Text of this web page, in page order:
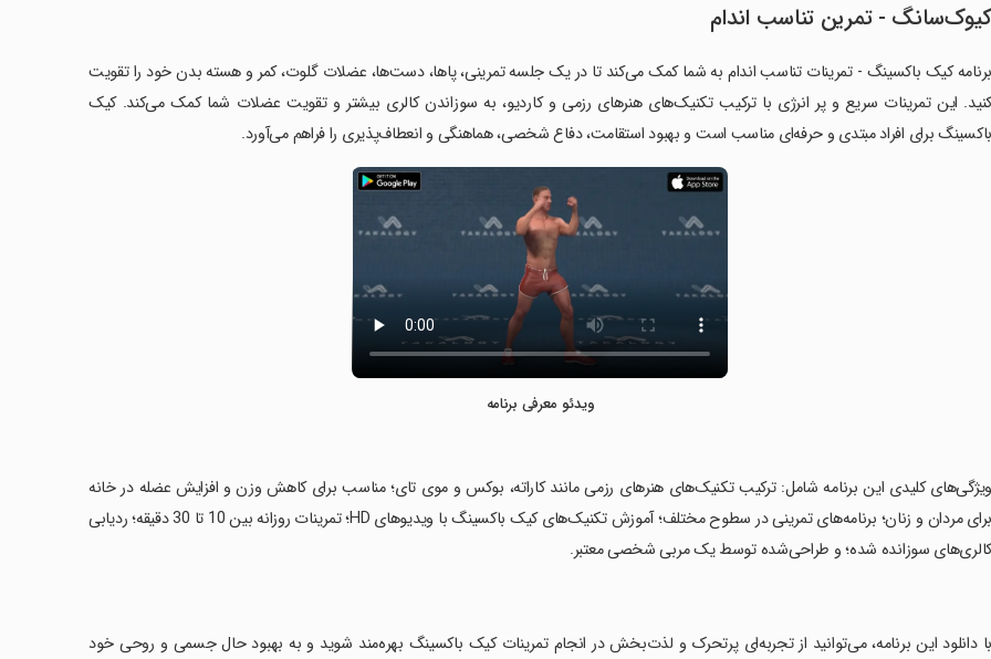
کیوک‌سانگ - تمرین تناسب اندام
برنامه کیک باکسینگ - تمرینات تناسب اندام به شما کمک می‌کند تا در یک جلسه تمرینی، پاها، دست‌ها، عضلات گلوت، کمر و هسته بدن خود را تقویت
کنید. این تمرینات سریع و پر انرژی با ترکیب تکنیک‌های هنرهای رزمی و کاردیو، به سوزاندن کالری بیشتر و تقویت عضلات شما کمک می‌کند. کیک
باکسینگ برای افراد مبتدی و حرفه‌ای مناسب است و بهبود استقامت، دفاع شخصی، هماهنگی و انعطاف‌پذیری را فراهم می‌آورد.
ویدئو معرفی برنامه
‏ویژگی‌های کلیدی این برنامه شامل: ترکیب تکنیک‌های هنرهای رزمی مانند کاراته، بوکس و موی تای؛ مناسب برای کاهش وزن و افزایش عضله در خانه
برای مردان و زنان؛ برنامه‌های تمرینی در سطوح مختلف؛ آموزش تکنیک‌های کیک باکسینگ با ویدیوهای HD؛ تمرینات روزانه بین 10 تا 30 دقیقه؛ ردیابی
کالری‌های سوزانده شده؛ و طراحی‌شده توسط یک مربی شخصی معتبر.
‏با دانلود این برنامه، می‌توانید از تجربه‌ای پرتحرک و لذت‌بخش در انجام تمرینات کیک باکسینگ بهره‌مند شوید و به بهبود حال جسمی و روحی خود